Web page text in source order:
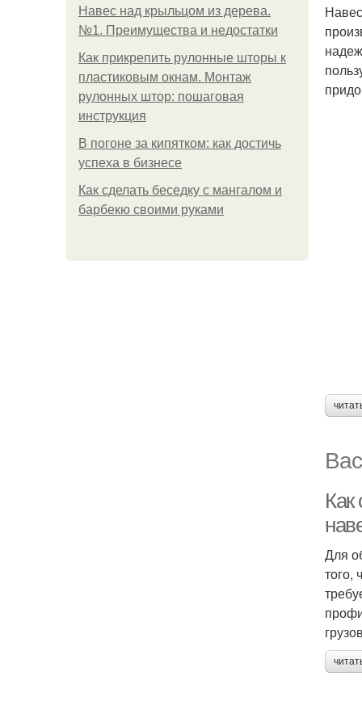
Навес над крыльцом из дерева.
№1. Преимущества и недостатки
Как прикрепить рулонные шторы к
пластиковым окнам. Монтаж
рулонных штор: пошаговая
инструкция
В погоне за кипятком: как достичь
успеха в бизнесе
Как сделать беседку с мангалом и
барбекю своими руками
Как
Для
того,